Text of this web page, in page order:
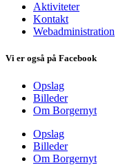
Aktiviteter
Kontakt
Webadministration
Vi er også på Facebook
Opslag
Billeder
Om Borgernyt
Opslag
Billeder
Om Borgernyt